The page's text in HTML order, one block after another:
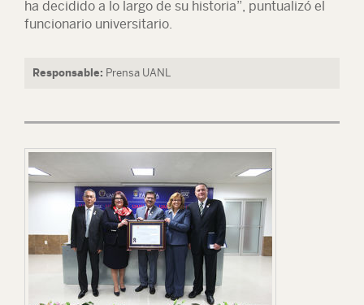
ha decidido a lo largo de su historia”, puntualizó el
funcionario universitario.
Responsable: Prensa UANL